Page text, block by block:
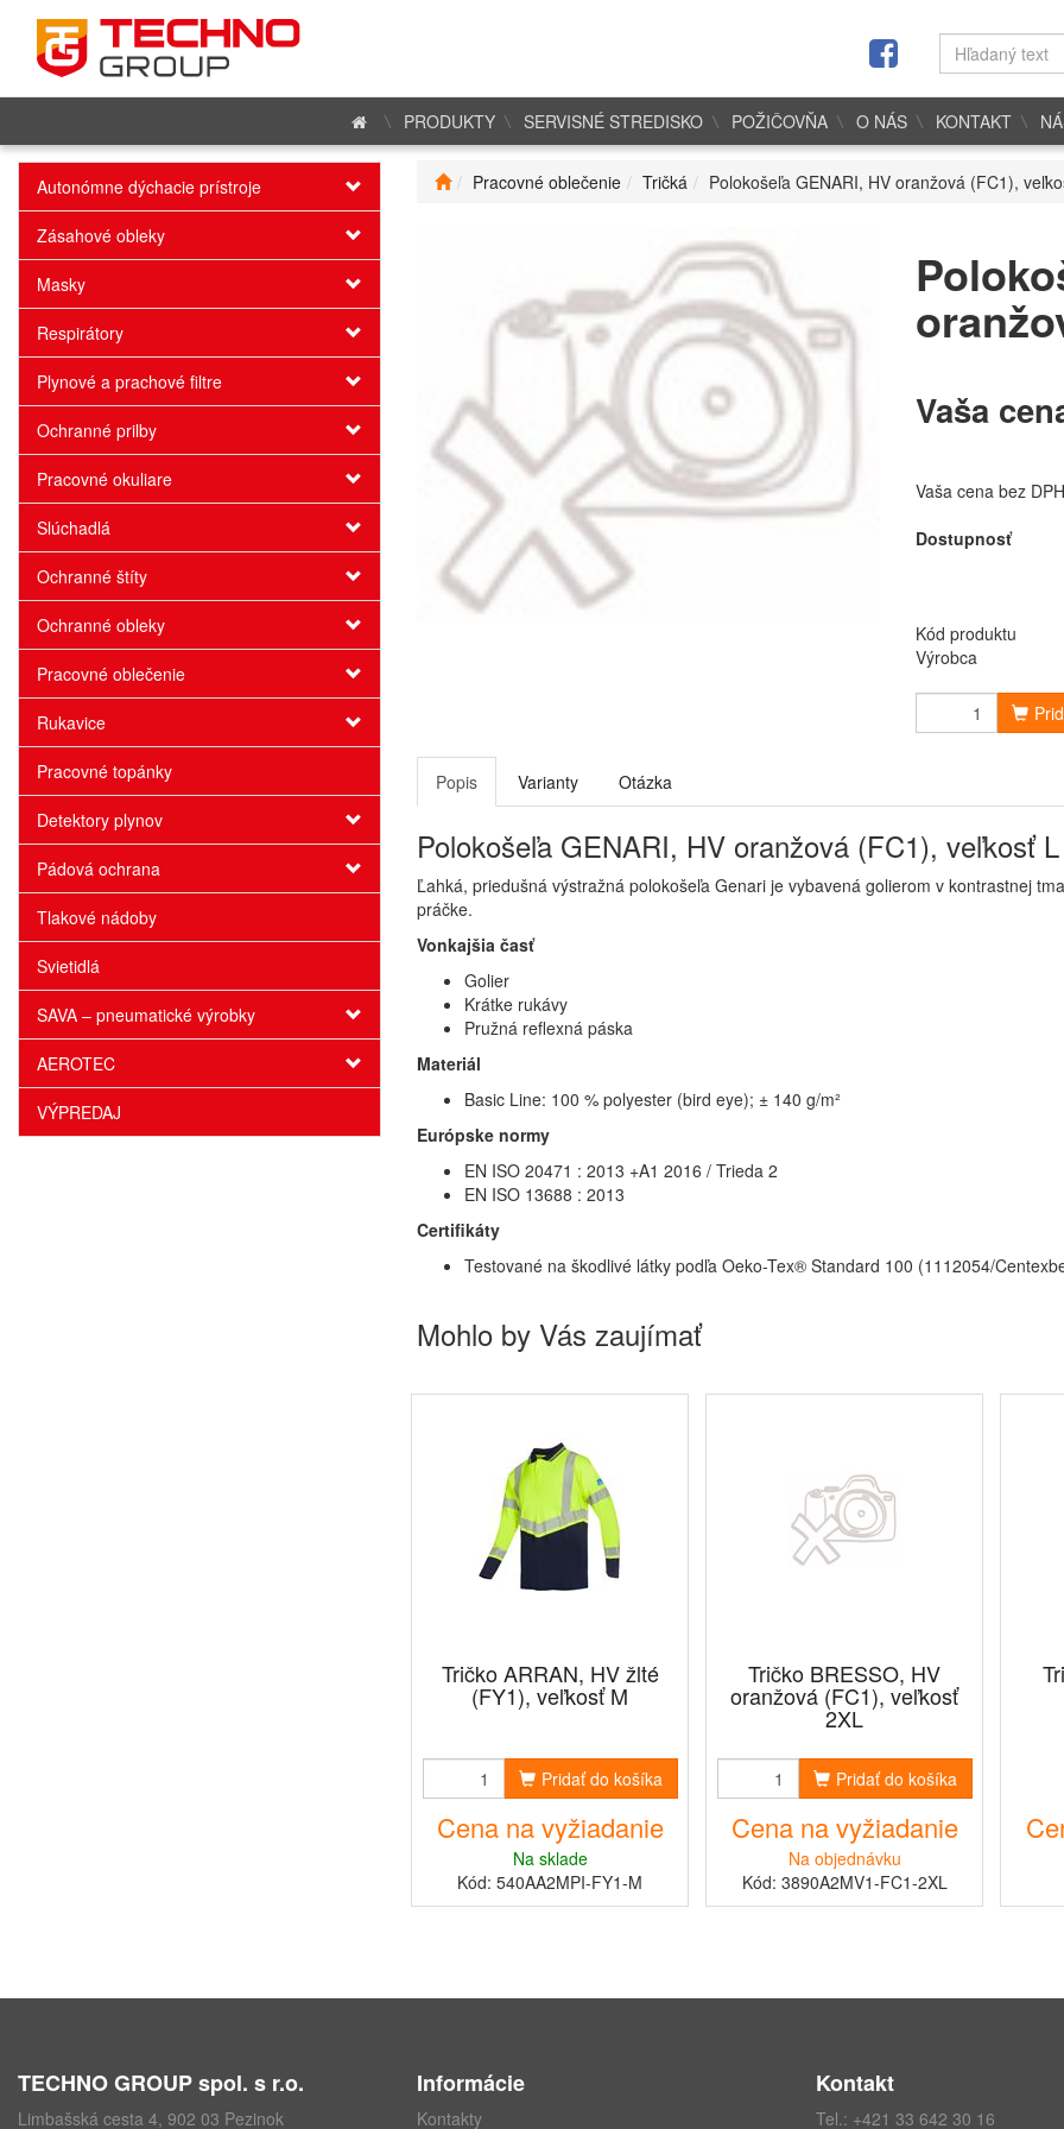
PRODUKTY SERVISNÉ STREDISKO POŽIČOVŇA O NÁS KONTAKT
Autonómne dýchacie prístroje
Zásahové obleky
Masky
Respirátory
Plynové a prachové filtre
Ochranné prilby
Pracovné okuliare
Slúchadlá
Ochranné štíty
Ochranné obleky
Pracovné oblečenie
Rukavice
Pracovné topánky
Detektory plynov
Pádová ochrana
Tlakové nádoby
Svietidlá
SAVA – pneumatické výrobky
AEROTEC
VÝPREDAJ
Pracovné oblečenie Tričká Polokošeľa GENARI, HV oranžová (FC1),
Vaša
Vaša cena bez DPH
Dostupnosť
Kód produktu
Výrobca
Popis Varianty Otázka
Polokošeľa GENARI, HV oranžová (FC1), veľkosť L
Ľahká, priedušná výstražná polokošeľa Genari je vybavená golierom v kontrastnej
práčke.
Vonkajšia časť
Golier
Krátke rukávy
Pružná reflexná páska
Materiál
Basic Line: 100 % polyester (bird eye); ± 140 g/m²
Európske normy
EN ISO 20471 : 2013 +A1 2016 / Trieda 2
EN ISO 13688 : 2013
Certifikáty
Testované na škodlivé látky podľa Oeko-Tex® Standard 100 (1112054/
Mohlo by Vás zaujímať
Tričko ARRAN, HV žlté
(FY1), veľkosť M
Pridať do košíka
Cena na vyžiadanie
Na sklade
Kód: 540AA2MPI-FY1-M
Tričko BRESSO, HV
oranžová (FC1), veľkosť
2XL
Pridať do košíka
Cena na vyžiadanie
Na objednávku
Kód: 3890A2MV1-FC1-2XL
TECHNO GROUP spol. s r.o.
Limbašská cesta 4, 902 03 Pezinok
Informácie
Kontakty
Kontakt
Tel.: +421 33 642 30 16